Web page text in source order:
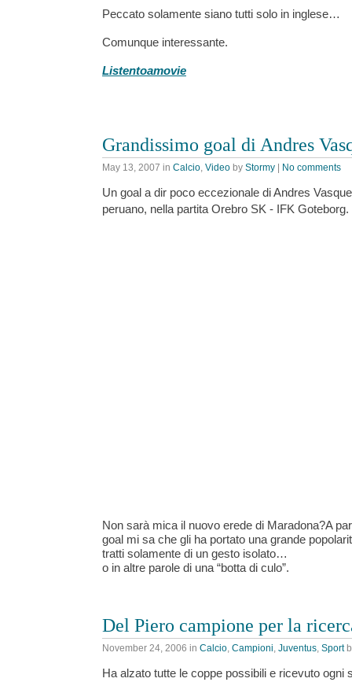
Peccato solamente siano tutti solo in inglese…
Comunque interessante.
Listentoamovie
Grandissimo goal di Andres
May 13, 2007 in Calcio, Video by Stormy No comments
Un goal a dir poco eccezionale di Andres
peruano, nella partita Orebro SK - IFK Goteborg.
Non sarà mica il nuovo erede di Maradona?A
goal mi sa che gli ha portato una grande
tratti solamente di un gesto isolato…
o in altre parole di una “botta di culo”.
Del Piero campione per la
November 24, 2006 in Calcio, Campioni, Juventus, Sport
Ha alzato tutte le coppe possibili e ricevuto ogni